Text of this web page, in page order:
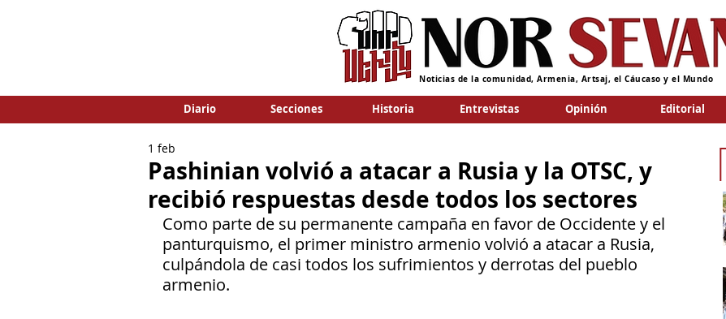
Noticias de la comunidad, Armenia, Artsaj, el Cáucaso y el Mundo
Diario Secciones Historia Entrevistas Opinión Editorial
Pashinian volvió a atacar a Rusia y la OTSC, y
recibió respuestas desde todos los sectores
1 feb
Como parte de su permanente campaña en favor de Occidente y el
panturquismo, el primer ministro armenio volvió a atacar a Rusia,
culpándola de casi todos los sufrimientos y derrotas del pueblo
armenio.